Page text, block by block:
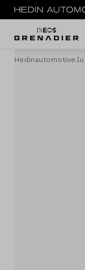
MENU
Hedinautomotive.lu